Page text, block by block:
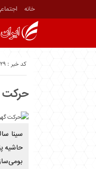
خانه
کد خبر : 2229
حرکت
سینا
حاشیه